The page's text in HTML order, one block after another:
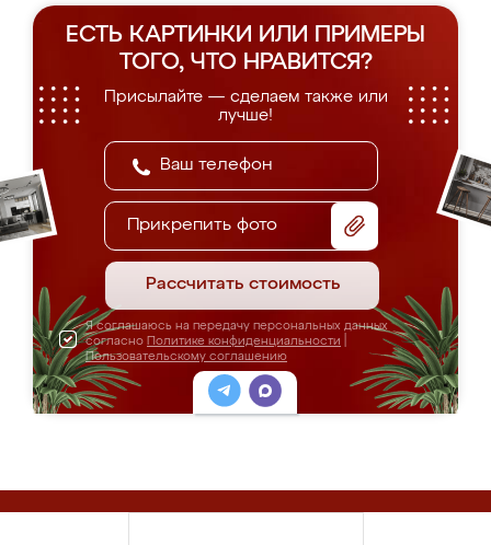
ЕСТЬ КАРТИНКИ ИЛИ ПРИМЕРЫ
ТОГО, ЧТО НРАВИТСЯ?
Присылайте — сделаем также или
лучше!
Прикрепить фото
Рассчитать стоимость
Я соглашаюсь на передачу персональных данных
согласно Политике конфиденциальности
Пользовательскому соглашению